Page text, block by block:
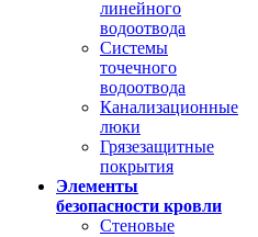
линейного
водоотвода
Системы
точечного
водоотвода
Канализационные
люки
Грязезащитные
покрытия
Элементы
безопасности кровли
Стеновые